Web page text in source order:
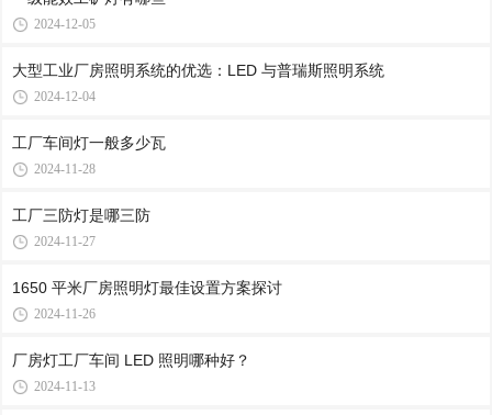
2024-12-05
大型工业厂房照明系统的优选：LED 与普瑞斯照明系统
2024-12-04
工厂车间灯一般多少瓦
2024-11-28
工厂三防灯是哪三防
2024-11-27
1650 平米厂房照明灯最佳设置方案探讨
2024-11-26
厂房灯工厂车间 LED 照明哪种好？
2024-11-13